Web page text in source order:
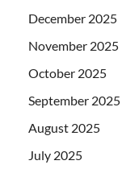
December 2025
November 2025
October 2025
September 2025
August 2025
July 2025